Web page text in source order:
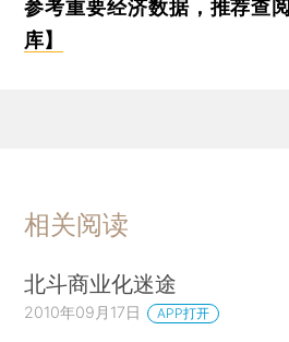
参考重要经济数据，推荐查阅
库】
相关阅读
北斗商业化迷途
2010年09月17日 APP打开